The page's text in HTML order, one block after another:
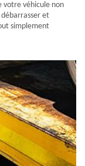
votre véhicule non
et
simplement